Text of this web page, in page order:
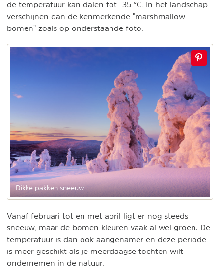
de temperatuur kan dalen tot -35 °C. In het landschap
verschijnen dan de kenmerkende "marshmallow
bomen" zoals op onderstaande foto.
Dikke pakken sneeuw
Vanaf februari tot en met april ligt er nog steeds
sneeuw, maar de bomen kleuren vaak al wel groen. De
temperatuur is dan ook aangenamer en deze periode
is meer geschikt als je meerdaagse tochten wilt
ondernemen in de natuur.